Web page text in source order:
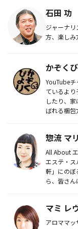
石田 功
ジャーナ
方、楽しみ
かぞく
YouTube
ているよ
したり、
ばれる梱包
惣流 マ
All About
エステ・ス
軒」にのぼ
ら、皆さん
マミ レ
アロママッ